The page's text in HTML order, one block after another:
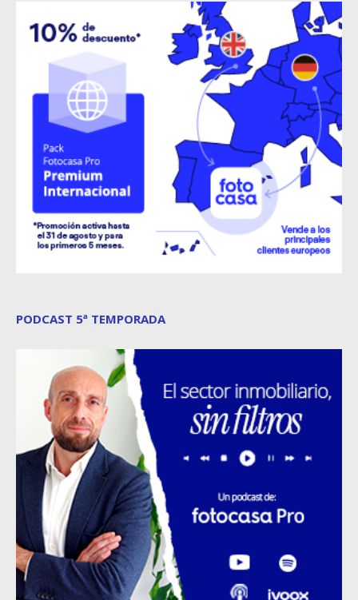
PODCAST 5ª TEMPORADA